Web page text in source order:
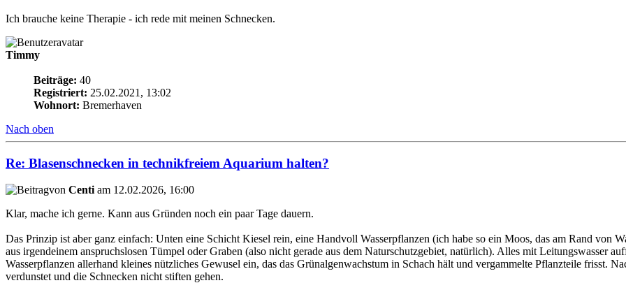
Ich brauche keine Therapie - ich rede mit meinen Schnecken.
Timmy
Beiträge: 40
Registriert: 25.02.2021, 13:02
Wohnort: Bremerhaven
Nach oben
Re: Blasenschnecken in technikfreiem Aquarium halten?
von Centi am 12.02.2026, 16:00
Klar, mache ich gerne. Kann aus Gründen noch ein paar Tage dauern.
Das Prinzip ist aber ganz einfach: Unten eine Schicht Kiesel rein, eine Handvoll Wasserpflanzen (ich habe so ein Moos, das am Rand von
aus irgendeinem anspruchslosen Tümpel oder Graben (also nicht gerade aus dem Naturschutzgebiet, natürlich). Alles mit Leitungswasser
Wasserpflanzen allerhand kleines nützliches Gewusel ein, das das Grünalgenwachstum in Schach hält und vergammelte Pflanzteile frisst.
verdunstet und die Schnecken nicht stiften gehen.